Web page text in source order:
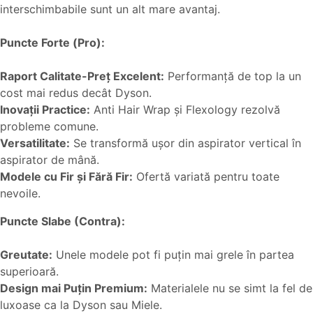
interschimbabile sunt un alt mare avantaj.
Puncte Forte (Pro):
Raport Calitate-Preț Excelent: Performanță de top la un
cost mai redus decât Dyson.
Inovații Practice: Anti Hair Wrap și Flexology rezolvă
probleme comune.
Versatilitate: Se transformă ușor din aspirator vertical în
aspirator de mână.
Modele cu Fir și Fără Fir: Ofertă variată pentru toate
nevoile.
Puncte Slabe (Contra):
Greutate: Unele modele pot fi puțin mai grele în partea
superioară.
Design mai Puțin Premium: Materialele nu se simt la fel de
luxoase ca la Dyson sau Miele.